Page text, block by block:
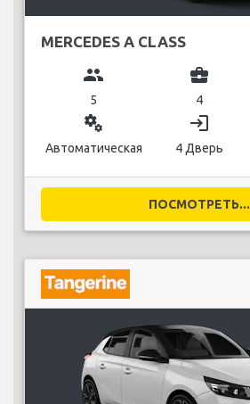
MERCEDES A CLASS
group
5
business_center
4
miscellaneous_services
Автоматическая
login
4 Дверь
ПОСМОТРЕТЬ...